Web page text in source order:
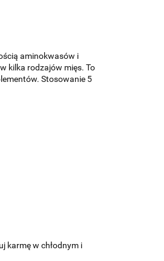
aminokwasów i
kilka rodzajów mięs. To
Stosowanie 5
karmę w chłodnym i